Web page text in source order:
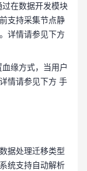
在数据开发模块
支持采集节点静
详情请参见下方
缘方式，当用户
情请参见下方 手
据处理迁移类型
统支持自动解析